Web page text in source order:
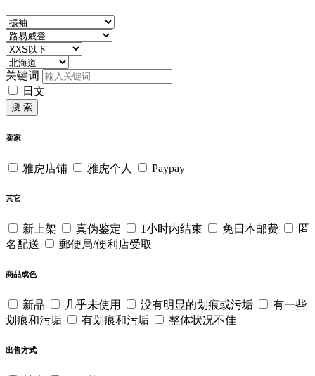
关键词
日文
搜 索
卖家
雅虎店铺 雅虎个人 Paypay
其它
新上架 真伪鉴定 1小时内结束 免日本邮费
匿
名配送
郵便局/便利店受取
商品成色
新品 几乎未使用 没有明显的划痕或污垢
有一些
划痕和污垢
有划痕和污垢 整体状况不佳
出售方式